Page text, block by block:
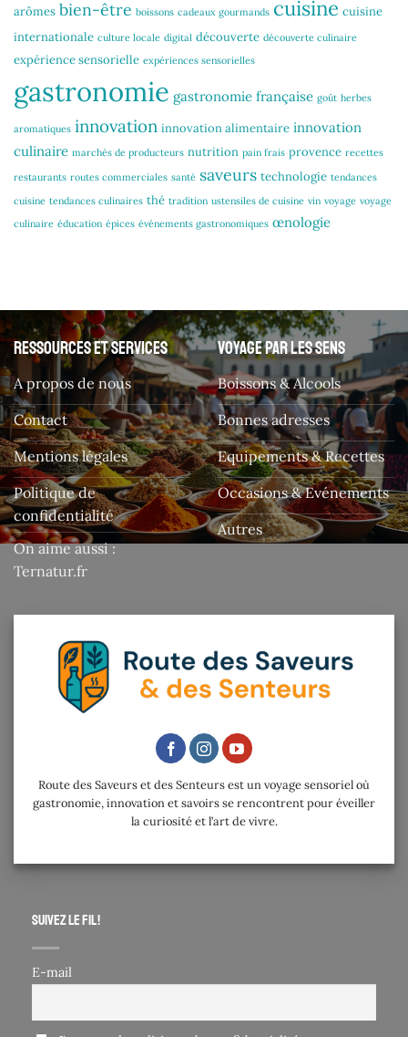
arômes bien-être boissons cadeaux gourmands cuisine cuisine
internationale culture locale digital découverte découverte culinaire
expérience sensorielle expériences sensorielles
gastronomie gastronomie française goût herbes
aromatiques innovation innovation alimentaire innovation
culinaire marchés de producteurs nutrition pain frais provence recettes
restaurants routes commerciales santé saveurs technologie tendances
cuisine tendances culinaires thé tradition ustensiles de cuisine vin voyage voyage
culinaire éducation épices événements gastronomiques œnologie
Ressources et services
A propos de nous
Contact
Mentions légales
Politique de
confidentialité
On aime aussi :
Ternatur.fr
Voyage par les sens
Boissons & Alcools
Bonnes adresses
Equipements & Recettes
Occasions & Evénements
Autres
Route des Saveurs et des Senteurs est un voyage sensoriel où
gastronomie, innovation et savoirs se rencontrent pour éveiller
la curiosité et l’art de vivre.
Suivez le fil !
E-mail